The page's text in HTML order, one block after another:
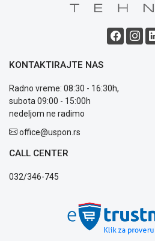
KONTAKTIRAJTE NAS
Radno vreme: 08:30 - 16:30h,
subota 09:00 - 15:00h
nedeljom ne radimo
office@uspon.rs
CALL CENTER
032/346-745